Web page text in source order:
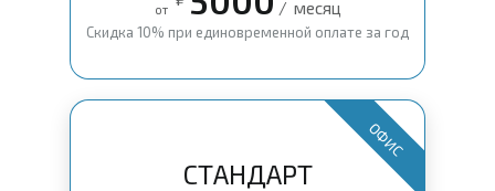
от / месяц
Скидка 10% при единовременной оплате за год
СТАНДАРТ
ОФИС